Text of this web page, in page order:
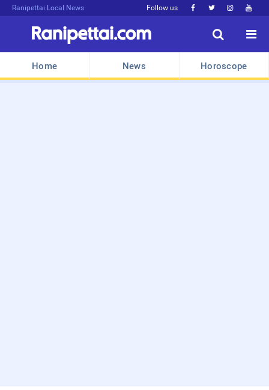
Ranipettai Local News Follow us    


Home News Horoscope